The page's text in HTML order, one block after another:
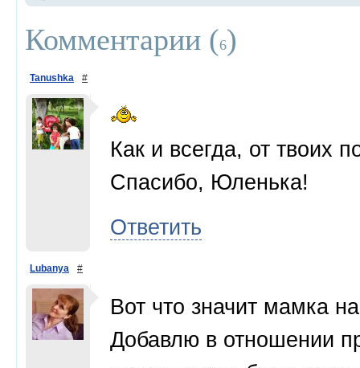
Комментарии (6)
Tanushka #
Как и всегда, от твоих
Спасибо, Юленька!
Ответить
Lubanya #
Вот что значит мамка
Добавлю в отношении